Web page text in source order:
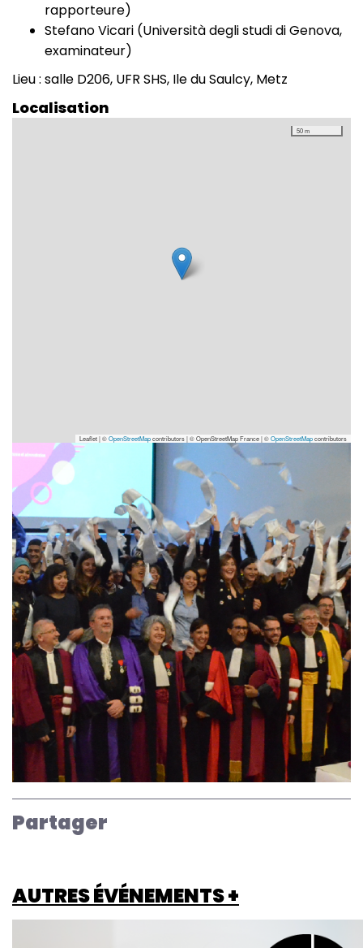
rapporteure)
Stefano Vicari (Università degli studi di Genova,
examinateur)
Lieu : salle D206, UFR SHS, Ile du Saulcy, Metz
Localisation
50 m
Leaflet | ©OpenStreetMapcontributors|© OpenStreetMap France | ©OpenStreetMapcontributors
Partager
AUTRES ÉVÉNEMENTS +